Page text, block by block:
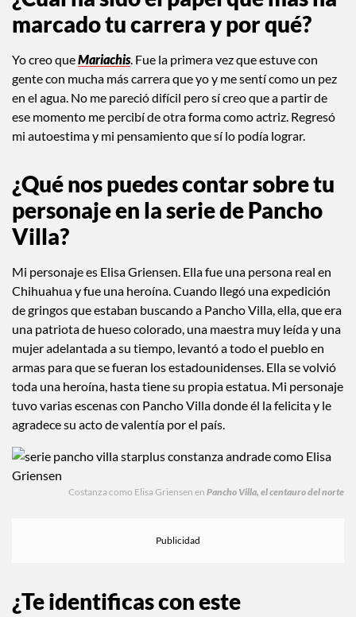
¿Cuál ha sido el papel que más ha
marcado tu carrera y por qué?
Yo creo queMariachis . Fue la primera vez que estuve con
gente con mucha más carrera que yo y me sentí como un pez
en el agua. No me pareció difícil pero sí creo que a partir de
ese momento me percibí de otra forma como actriz. Regresó
¿Qué nos puedes contar sobre tu
personaje en la serie de Pancho
Villa?
Mi personaje es Elisa Griensen. Ella fue una persona real en
Chihuahua y fue una heroína. Cuando llegó una expedición
de gringos que estaban buscando a Pancho Villa, ella, que era
una patriota de hueso colorado, una maestra muy leída y una
mujer adelantada a su tiempo, levantó a todo el pueblo en
armas para que se fueran los estadounidenses. Ella se volvió
toda una heroína, hasta tiene su propia estatua. Mi personaje
tuvo varias escenas con Pancho Villa donde él la felicita y le